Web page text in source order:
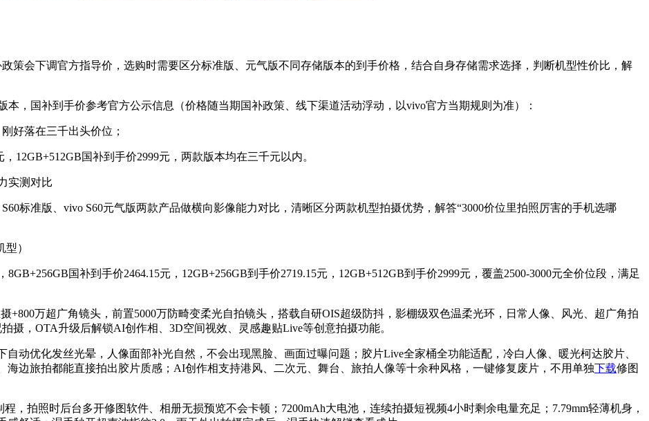
策会下调官方指导价，选购时需要区分标准版、元气版不同存储版本的到手价格，结合自身存储需求选择，判断机型性价比，解
本，国补到手价参考官方公示信息（价格随当期国补政策、线下渠道活动浮动，以vivo官方当期规则为准）：
好落在三千出头价位；
12GB+512GB国补到手价2999元，两款版本均在三千元以内。
实测对比
标准版、vivo S60元气版两款产品做横向影像能力对比，清晰区分两款机型拍摄优势，解答“3000价位里拍照厉害的手机选哪
）
国补到手价2464.15元，12GB+256GB到手价2719.15元，12GB+512GB到手价2999元，覆盖2500-3000元全价位段，满足
+800万超广角镜头，前置5000万防畸变柔光自拍镜头，搭载自研OIS超级防抖，影棚级双色温柔光环，日常人像、风光、超广角拍
摄，OTA升级后解锁AI创作相、3D空间视效、灵感趣贴Live等创意拍摄功能。
动优化发丝光晕，人像面部补光自然，不会出现黑脸、画面过曝问题；胶片Live全家桶全功能适配，冷白人像、暖光柯达胶片、
边旅拍都能直接拍出胶片质感；AI创作相支持港风、二次元、舞台、旅拍人像等十余种风格，一键修复废片，不用单独下载修图
，拍照时后台多开修图软件、相册无损预览不会卡顿；7200mAh大电池，连续拍摄短视频4小时剩余电量充足；7.79mm轻薄机身，